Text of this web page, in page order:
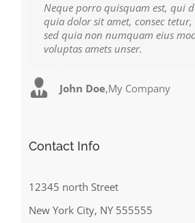
Neque porro quisquam est, qui
quia dolor sit amet, consec
sed quia non numquam eius
voluptas amets unser.
John Doe,My Company
Aliquam erat volutpat. Quisque
facilisis laoreet eget pulvinar
at ultrices dui. Curabitur ac felis
ipsums fugiats nemis.
Luke Beck,Theme Fusion
Contact Info
12345 north Street
New York City, NY 555555